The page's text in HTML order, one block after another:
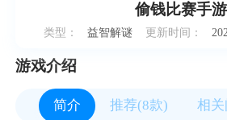
偷钱比赛手游
类型： 益智解谜 更新时间：
游戏介绍
简介 推荐(8款) 相